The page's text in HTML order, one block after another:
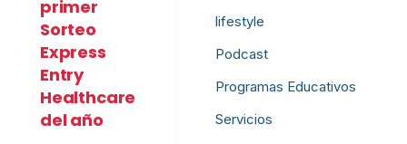
primer
Sorteo
Express
Entry
Healthcare
del año
lifestyle
Podcast
Programas Educativos
Servicios